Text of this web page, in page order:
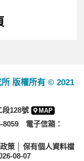
版權所有 © 2021
段128號 MAP
8059 電子信箱：
策 │保有個人資料檔
08-07